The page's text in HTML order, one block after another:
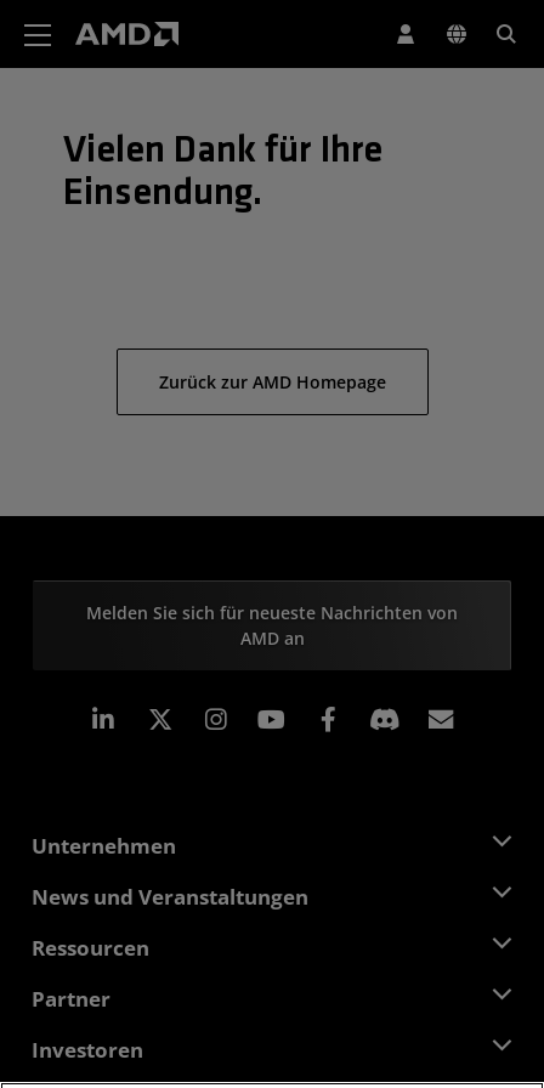
Vielen Dank für Ihre
Einsendung.
Zurück zur AMD Homepage
Melden Sie sich für neueste Nachrichten von
AMD an
LinkedIn Instagram Facebook
Unternehmen
Über AMD
Verantwortung
Kontakt
News und Veranstaltungen
Pressebereich
Mediathek
Ressourcen
Developer Central
Fallstudien
Partner
AMD Partner Hub
Autorisierte Händler
Investoren